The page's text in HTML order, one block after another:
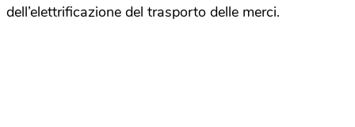
dell’elettrificazione del trasporto delle merci.